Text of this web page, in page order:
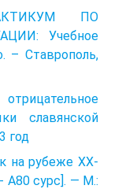
ПО
Учебное
– Ставрополь,
славянской
год
на рубеже XX-
А80 сурс]. — М.: